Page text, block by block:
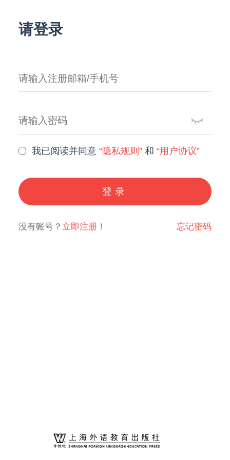
请登录
我已阅读并同意“隐私规则” 和“用户协议”
登录
没有账号？ 立即注册！ 忘记密码